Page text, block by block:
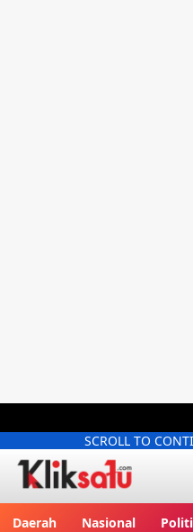
SCROLL TO
Daerah Nasional